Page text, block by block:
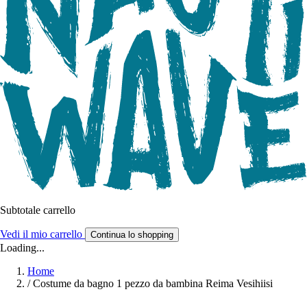
Subtotale carrello
Vedi il mio carrello Continua lo shopping
Loading...
Home
/ Costume da bagno 1 pezzo da bambina Reima Vesihiisi